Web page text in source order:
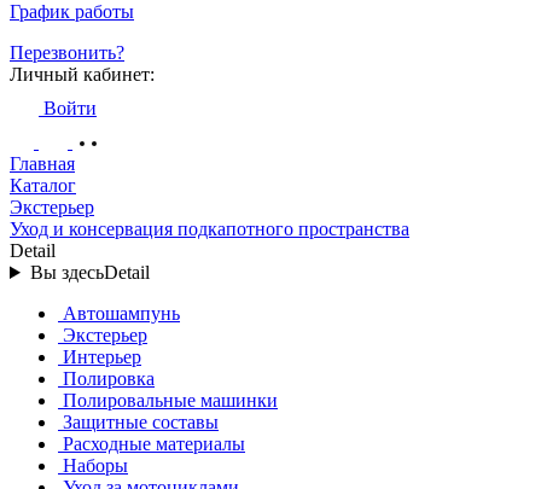
График работы
Перезвонить?
Личный кабинет:
Войти
Главная
Каталог
Экстерьер
Уход и консервация подкапотного пространства
Detail
Вы здесьDetail
Автошампунь
Экстерьер
Интерьер
Полировка
Полировальные машинки
Защитные составы
Расходные материалы
Наборы